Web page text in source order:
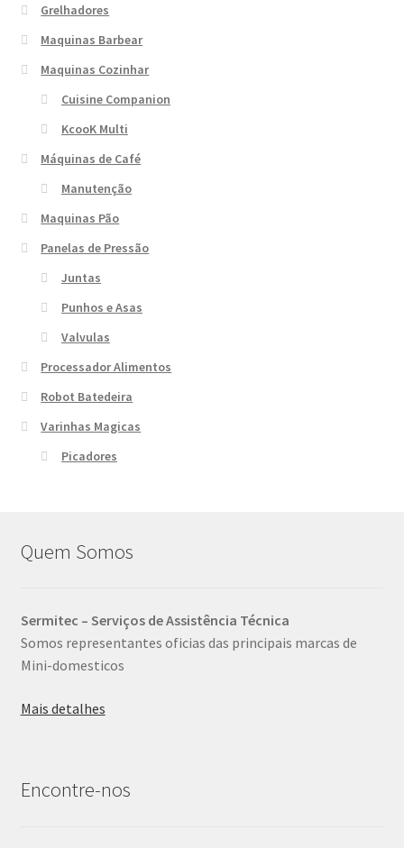
Grelhadores
Maquinas Barbear
Maquinas Cozinhar
Cuisine Companion
KcooK Multi
Máquinas de Café
Manutenção
Maquinas Pão
Panelas de Pressão
Juntas
Punhos e Asas
Valvulas
Processador Alimentos
Robot Batedeira
Varinhas Magicas
Picadores
Quem Somos
Sermitec – Serviços de Assistência Técnica
Somos representantes oficias das principais marcas de
Mini-domesticos
Mais detalhes
Encontre-nos